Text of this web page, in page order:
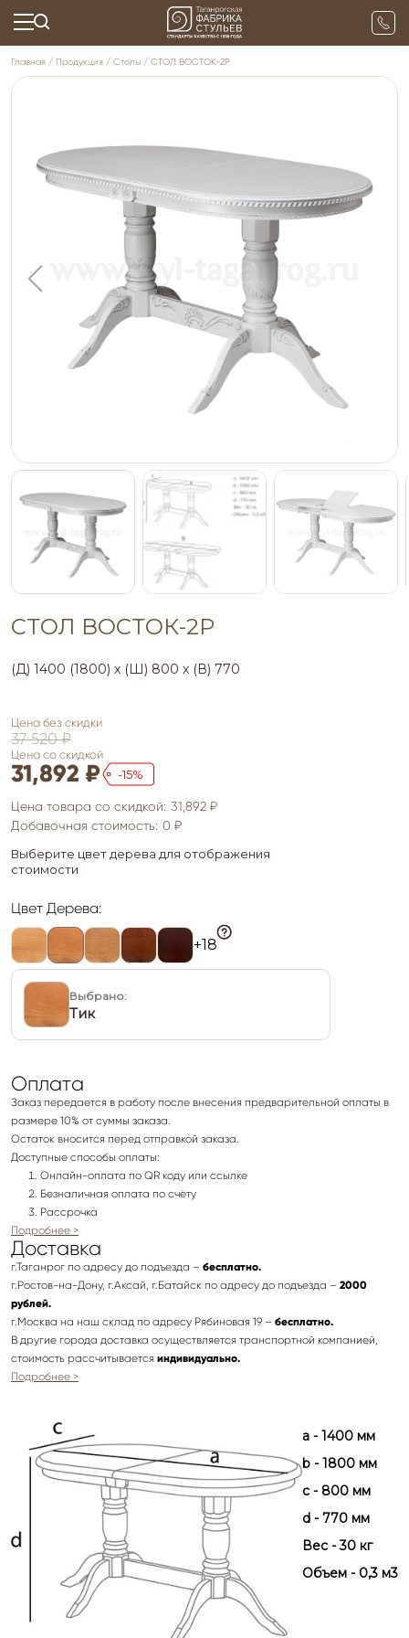
Главная / Продукция / Столы / СТОЛ ВОСТОК-2Р
СТОЛ ВОСТОК-2Р
(Д) 1400 (1800) х (Ш) 800 х (В) 770
Цвет Дерева:
+18
Выбрано:
Тик
Цена товара со скидкой: 31,892 ₽
Добавочная стоимость: 0 ₽
Цена без скидки
37 520 ₽
Цена со скидкой
31,892 ₽ 15
Выберите цвет дерева для отображения
стоимости
Оплата
Заказ передается в работу после внесения предварительной оплаты в
размере 10% от суммы заказа.
Остаток вносится перед отправкой заказа.
Доступные способы оплаты:
Онлайн-оплата по QR коду или ссылке
Безналичная оплата по счёту
Рассрочка
Подробнее >
Доставка
г.Таганрог по адресу до подъезда – бесплатно.
г.Ростов-на-Дону, г.Аксай, г.Батайск по адресу до подъезда – 2000
рублей.
г.Москва на наш склад по адресу Рябиновая 19 – бесплатно.
В другие города доставка осуществляется транспортной компанией,
стоимость рассчитывается индивидуально.
Подробнее >
a - 1400 мм
b - 1800 мм
с - 800 мм
d - 770 мм
Вес - 30 кг
Объем - 0,3 м3